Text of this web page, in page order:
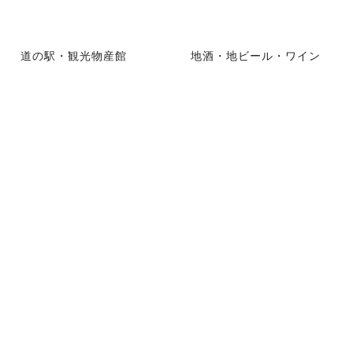
道の駅・観光物産館 地酒・地ビール・ワイン